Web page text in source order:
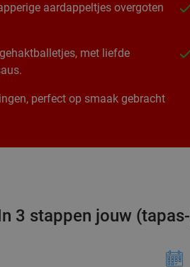
aardappeltjes overgoten
met liefde
perfect op smaak gebracht
3 stappen jouw